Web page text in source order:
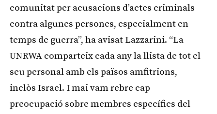
comunitat per acusacions d’actes criminals
contra algunes persones, especialment en
temps de guerra”, ha avisat Lazzarini. “La
UNRWA comparteix cada any la llista de tot el
seu personal amb els països amfitrions,
inclòs Israel. I mai vam rebre cap
preocupació sobre membres específics del